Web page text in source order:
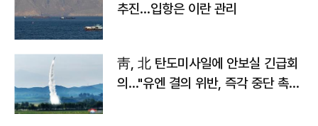
추진…입항은 이란 관리
靑, 北 탄도미사일에 안보실 긴급회
의…"유엔 결의 위반, 즉각 중단 촉